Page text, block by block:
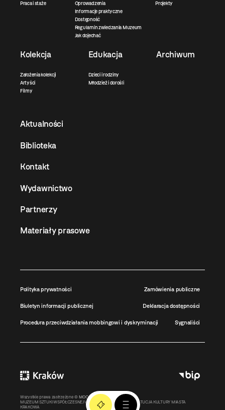
Praca i staże
Oprowadzenia
Informacje praktyczne
Dostępność
Regulamin zwiedzania Muzeum
Jak dojechać
Projekty
Kolekcja
Założenia kolekcji
Artyści
Filmy
Edukacja
Dzieci i rodziny
Młodzież i dorośli
Archiwum
Aktualności
Biblioteka
Kontakt
Wydawnictwo
Partnerzy
Materiały prasowe
Polityka prywatności Zamówienia publiczne
Biuletyn informacji publicznej Deklaracja dostępności
Procedura przeciwdziałania mobbingowi i dyskryminacji Sygnaliści
Wszystkie prawa zastrzeżone © MOCAK2011-2026
MUZEUM SZTUKI WSPÓŁCZESNEJ W KRAKOWIE MOCAK – INSTYTUCJA KULTURY MIASTA
KRAKOWA